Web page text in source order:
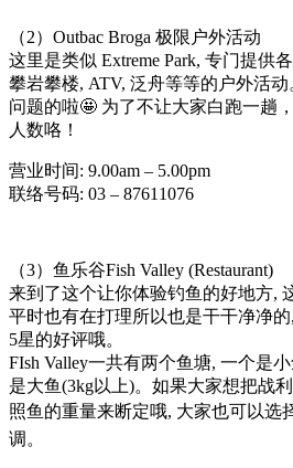
（2）Outbac Broga 极限户外活动
这里是类似 Extreme Park, 专门提供
攀岩攀楼, ATV, 泛舟等等的户外活
问题的啦🤩 为了不让大家白跑一趟
人数咯！
营业时间: 9.00am – 5.00pm
联络号码: 03 – 87611076
（3）鱼乐谷Fish Valley (Restaurant)
来到了这个让你体验钓鱼的好地方,
平时也有在打理所以也是干干净净
5星的好评哦。
FIsh Valley一共有两个鱼塘, 一个是
是大鱼(3kg以上)。如果大家想把战
照鱼的重量来断定哦, 大家也可以
调。